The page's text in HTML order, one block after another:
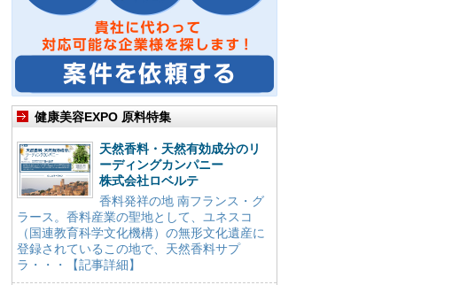
健康美容EXPO 原料特集
天然香料・天然有効成分のリ
ーディングカンパニー
株式会社ロベルテ
香料発祥の地 南フランス・グ
ラース。香料産業の聖地として、ユネスコ
（国連教育科学文化機構）の無形文化遺産に
登録されているこの地で、天然香料サプ
ラ・・・【記事詳細】